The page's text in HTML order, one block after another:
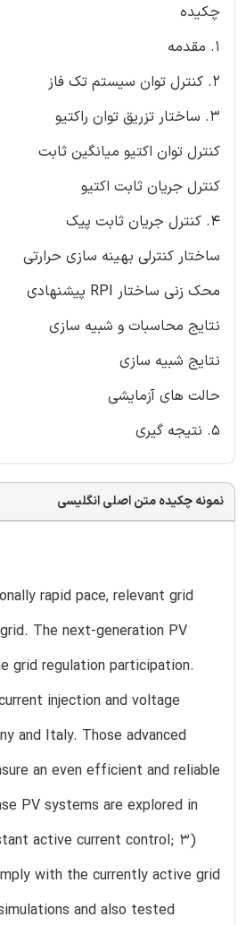
چکیده
1. مقدمه
۲. کنترل توان سیستم تک فاز
۳. ساختار تزریق توان راکتیو
کنترل توان اکتیو میانگین ثابت
کنترل جریان ثابت اکتیو
4. کنترل جریان ثابت پیک
ساختار کنترلی بهینه سازی حرارتی
محک زنی ساختار RPI پیشنهادی
نتایج محاسبات و شبیه سازی
نتایج شبیه سازی
حالت های آزمایشی
5. نتیجه گیری
نمونه چکیده متن اصلی انگلیسی
rapid pace, relevant grid
The next-generation PV
grid regulation participation.
injection and voltage
and Italy. Those advanced
an even efficient and reliable
PV systems are explored in
active current control; 3)
with the currently active grid
and also tested